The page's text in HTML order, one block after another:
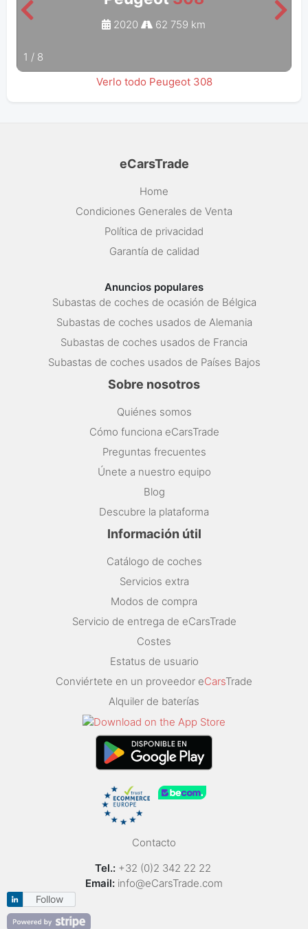
2020 62 759 km
1 / 8
Verlo todo Peugeot 308
eCarsTrade
Home
Condiciones Generales de Venta
Política de privacidad
Garantía de calidad
Anuncios populares
Subastas de coches de ocasión de Bélgica
Subastas de coches usados de Alemania
Subastas de coches usados de Francia
Subastas de coches usados de Países Bajos
Sobre nosotros
Quiénes somos
Cómo funciona eCarsTrade
Preguntas frecuentes
Únete a nuestro equipo
Blog
Descubre la plataforma
Información útil
Catálogo de coches
Servicios extra
Modos de compra
Servicio de entrega de eCarsTrade
Costes
Estatus de usuario
Conviértete en un proveedor eCarsTrade
Alquiler de baterías
Contacto
Tel.: +32 (0)2 342 22 22
Email: info@eCarsTrade.com
Follow